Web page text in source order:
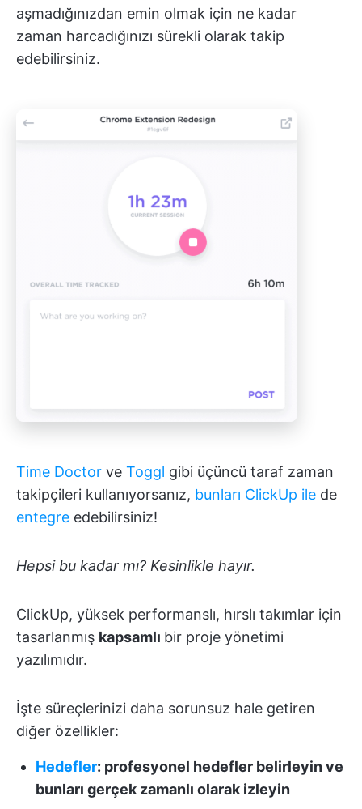
aşmadığınızdan emin olmak için ne kadar
zaman harcadığınızı sürekli olarak takip
edebilirsiniz.
Time Doctor ve Toggl gibi üçüncü taraf zaman
takipçileri kullanıyorsanız, bunları ClickUp ile de
entegre edebilirsiniz!
Hepsi bu kadar mı? Kesinlikle hayır.
ClickUp, yüksek performanslı, hırslı takımlar için
tasarlanmış kapsamlı bir proje yönetimi
yazılımıdır.
İşte süreçlerinizi daha sorunsuz hale getiren
diğer özellikler:
Hedefler: profesyonel hedefler belirleyin ve
bunları gerçek zamanlı olarak izleyin